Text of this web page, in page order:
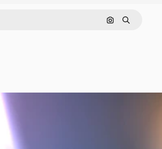
画像で検索
検索